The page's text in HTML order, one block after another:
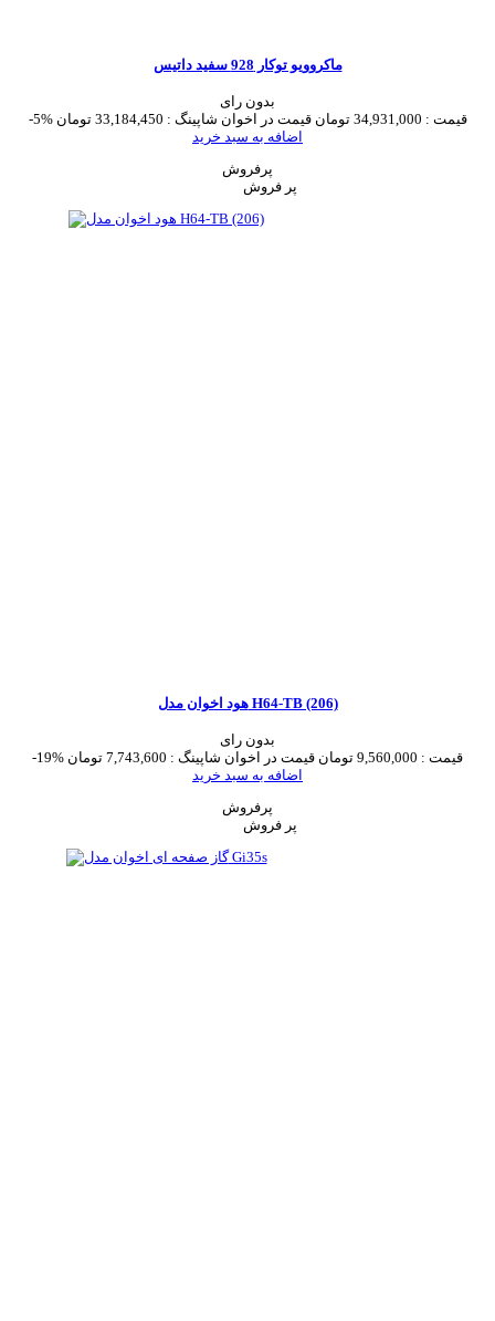
ماکروویو توکار 928 سفید داتیس
بدون رای
-5%
قیمت : 34,931,000 تومان قیمت در اخوان شاپینگ : 33,184,450 تومان
اضافه به سبد خرید
پرفروش
هود اخوان مدل H64-TB (206)
بدون رای
-19%
قیمت : 9,560,000 تومان قیمت در اخوان شاپینگ : 7,743,600 تومان
اضافه به سبد خرید
پرفروش